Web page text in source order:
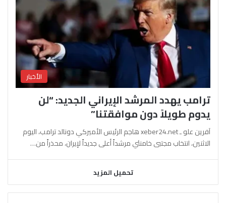
الأخبار
ترامب يهدد المرشد الإيراني الجديد: “لن
يدوم طويلاً دون موافقتنا”
آفرين علو ـ xeber24.net هاجم الرئيس الأميركي دونالد ترامب، اليوم
الاثنين، انتخاب مجتبى خامنئي مرشداً أعلى جديداً لإيران، محذراً من…
تحميل المزيد